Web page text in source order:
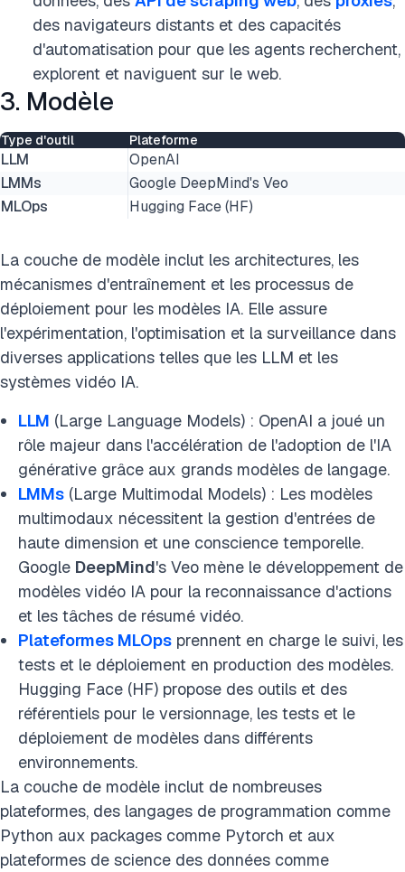
des navigateurs distants et des capacités
d'automatisation pour que les agents recherchent,
explorent et naviguent sur le web.
3. Modèle
Type d'outil Plateforme
LLM
OpenAI
LMMs
Google DeepMind's Veo
MLOps
Hugging Face (HF)
La couche de modèle inclut les architectures, les
mécanismes d'entraînement et les processus de
déploiement pour les modèles IA. Elle assure
l'expérimentation, l'optimisation et la surveillance dans
diverses applications telles que les LLM et les
systèmes vidéo IA.
LLM (Large Language Models) : OpenAI a joué un
rôle majeur dans l'accélération de l'adoption de l'IA
générative grâce aux grands modèles de langage.
LMMs (Large Multimodal Models) : Les modèles
multimodaux nécessitent la gestion d'entrées de
haute dimension et une conscience temporelle.
Google DeepMind's Veo mène le développement de
modèles vidéo IA pour la reconnaissance d'actions
et les tâches de résumé vidéo.
Plateformes MLOps prennent en charge le suivi, les
tests et le déploiement en production des modèles.
Hugging Face (HF) propose des outils et des
référentiels pour le versionnage, les tests et le
déploiement de modèles dans différents
environnements.
La couche de modèle inclut de nombreuses
plateformes, des langages de programmation comme
Python aux packages comme Pytorch et aux
plateformes de science des données comme